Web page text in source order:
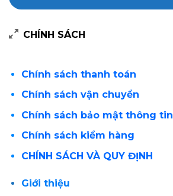
CHÍNH SÁCH
Chính sách thanh toán
Chính sách vận chuyển
Chính sách bảo mật thông tin
Chính sách kiểm hàng
CHÍNH SÁCH VÀ QUY ĐỊNH
Giới thiệu